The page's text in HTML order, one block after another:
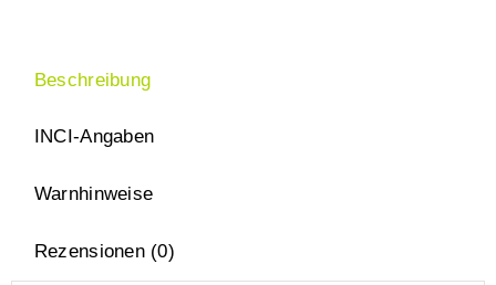
Beschreibung
INCI-Angaben
Warnhinweise
Rezensionen (0)